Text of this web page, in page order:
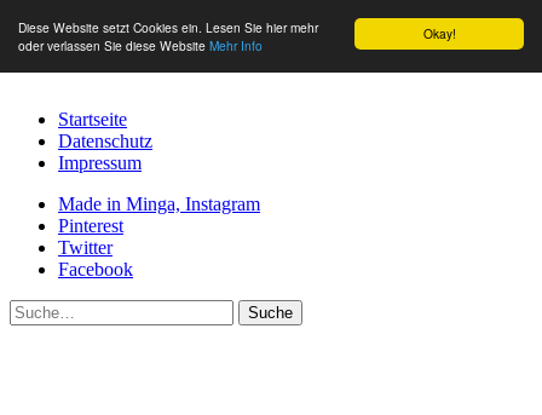
Okay!
Diese Website setzt Cookies ein. Lesen Sie hier mehr
oder verlassen Sie diese Website Mehr Info
Startseite
Datenschutz
Impressum
Made in Minga, Instagram
Pinterest
Twitter
Facebook
Suche